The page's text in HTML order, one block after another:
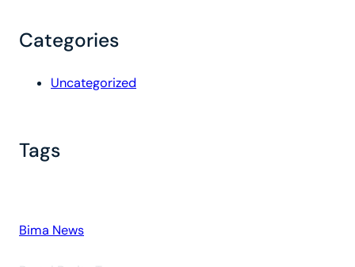
Categories
Uncategorized
Tags
Bima News